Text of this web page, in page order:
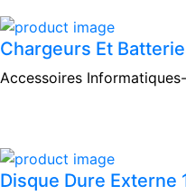
Chargeurs Et
Accessoires Informatiques-
Disque Dure Externe